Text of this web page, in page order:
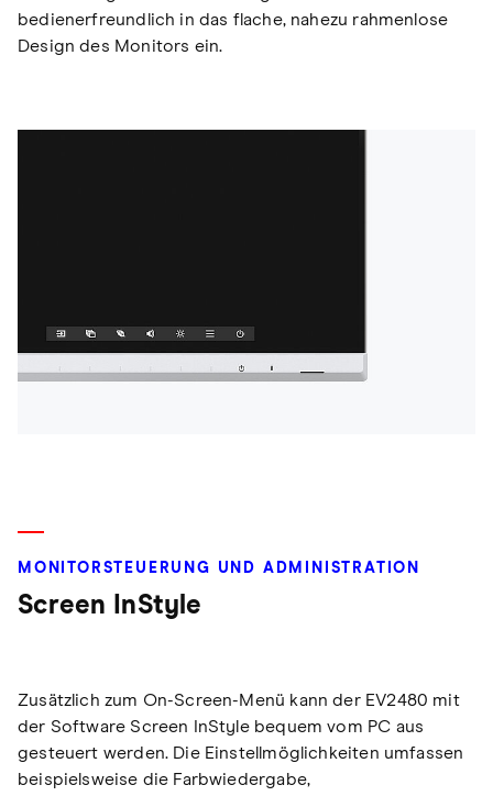
bedienerfreundlich in das flache, nahezu rahmenlose
Design des Monitors ein.
MONITORSTEUERUNG UND ADMINISTRATION
Screen InStyle
Zusätzlich zum On-Screen-Menü kann der EV2480 mit
der Software Screen InStyle bequem vom PC aus
gesteuert werden. Die Einstellmöglichkeiten umfassen
beispielsweise die Farbwiedergabe,